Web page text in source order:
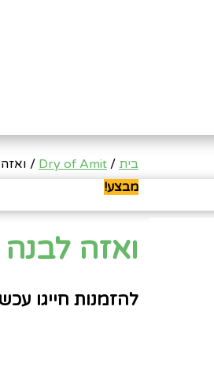
בית /
Dry of Amit
/
מבצע!
ואזה
להזמנות חייגו